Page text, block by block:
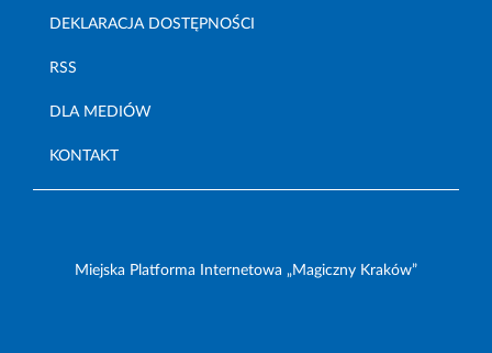
DEKLARACJA DOSTĘPNOŚCI
RSS
DLA MEDIÓW
KONTAKT
Miejska Platforma Internetowa „Magiczny Kraków”